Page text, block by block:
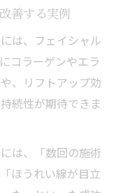
善する実例
は、フェイシャル
コラーゲンやエラ
、リフトアップ効
続性が期待できま
は、「数回の施術
ほうれい線が目立